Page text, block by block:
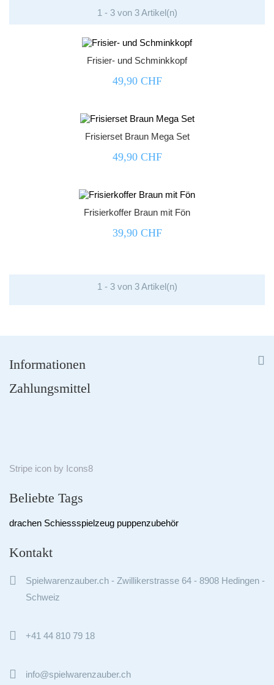
1 - 3 von 3 Artikel(n)

 
Frisier- und Schminkkopf
49,90 CHF
Frisierset Braun Mega Set
49,90 CHF
Frisierkoffer Braun mit Fön
39,90 CHF
1 - 3 von 3 Artikel(n)
Informationen 

Zahlungsmittel
Stripe icon by Icons8
Beliebte Tags
drachen Schiessspielzeug puppenzubehör
Kontakt

Spielwarenzauber.ch - Zwillikerstrasse 64 - 8908 Hedingen -
Schweiz
 +41 44 810 79 18
 info@spielwarenzauber.ch